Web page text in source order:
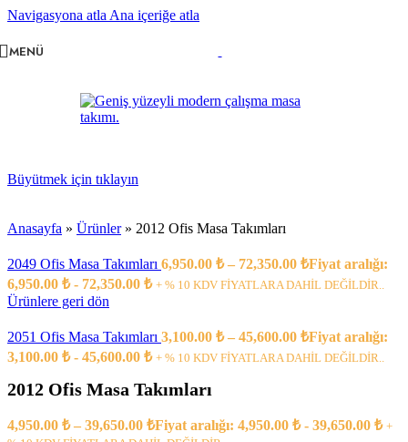
Navigasyona atla Ana içeriğe atla
MENÜ
Büyütmek için tıklayın
Anasayfa » Ürünler» 2012 Ofis Masa Takımları
2049 Ofis Masa Takımları 6,950.00 ₺ – 72,350.00 ₺Fiyat aralığı:
6,950.00 ₺ - 72,350.00 ₺ + % 10 KDV FİYATLARA DAHİL DEĞİLDİR..
Ürünlere geri dön
2051 Ofis Masa Takımları 3,100.00 ₺ – 45,600.00 ₺Fiyat aralığı:
3,100.00 ₺ - 45,600.00 ₺ + % 10 KDV FİYATLARA DAHİL DEĞİLDİR..
2012 Ofis Masa Takımları
4,950.00 ₺ – 39,650.00 ₺Fiyat aralığı: 4,950.00 ₺ - 39,650.00 ₺ +